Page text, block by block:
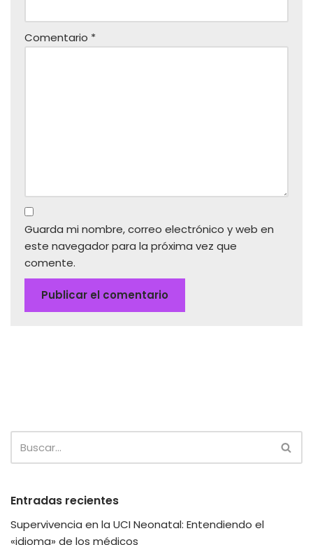
Comentario *
Guarda mi nombre, correo electrónico y web en
este navegador para la próxima vez que
comente.
Entradas recientes
Supervivencia en la UCI Neonatal: Entendiendo el
«idioma» de los médicos